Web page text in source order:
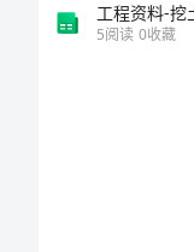
5阅读 0收藏